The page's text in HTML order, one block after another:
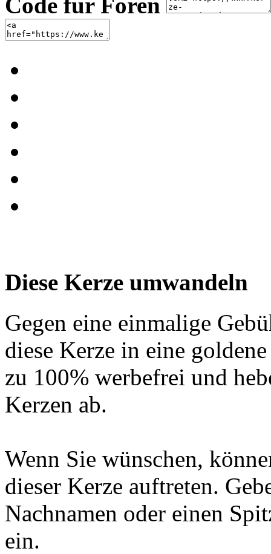
Diese Kerze umwandeln
Gegen eine einmalige
diese Kerze in eine
zu 100% werbefrei und
Kerzen ab.
Wenn Sie wünschen,
dieser Kerze auftreten.
Nachnamen oder einen
ein.